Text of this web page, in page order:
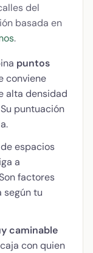
del
basada en
.
puntos
conviene
alta densidad
puntuación
espacios
a
factores
según tu
caminable
con quien